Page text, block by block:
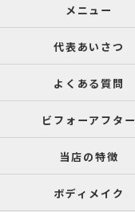
メニュー
代表あいさつ
よくある質問
ビフォーアフター
当店の特徴
ボディメイク